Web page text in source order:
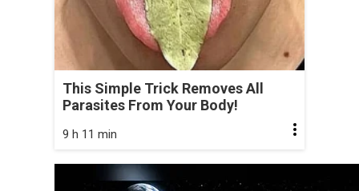
This Simple Trick Removes All
Parasites From Your Body!
9 h 11 min